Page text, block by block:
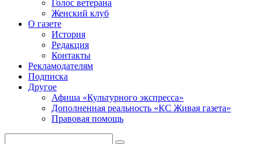
Голос ветерана
Женский клуб
О газете
История
Редакция
Контакты
Рекламодателям
Подписка
Другое
Афиша «Культурного экспресса»
Дополненная реальность «КС Живая газета»
Правовая помощь